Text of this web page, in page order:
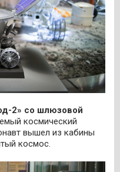
2» со шлюзовой
космический
вышел из кабины
космос.